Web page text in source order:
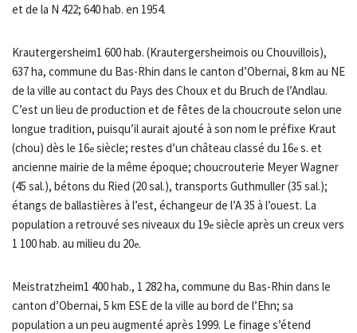
et de la N 422; 640 hab. en 1954.
Krautergersheim1 600 hab. (Krautergersheimois ou Chouvillois),
637 ha, commune du Bas-Rhin dans le canton d’Obernai, 8 km au NE
de la ville au contact du Pays des Choux et du Bruch de l’Andlau.
C’est un lieu de production et de fêtes de la choucroute selon une
longue tradition, puisqu’il aurait ajouté à son nom le préfixe Kraut
(chou) dès le 16e siècle; restes d’un château classé du 16e s. et
ancienne mairie de la même époque; choucrouterie Meyer Wagner
(45 sal.), bétons du Ried (20 sal.), transports Guthmuller (35 sal.);
étangs de ballastières à l’est, échangeur de l’A 35 à l’ouest. La
population a retrouvé ses niveaux du 19e siècle après un creux vers
1 100 hab. au milieu du 20e.
Meistratzheim1 400 hab., 1 282 ha, commune du Bas-Rhin dans le
canton d’Obernai, 5 km ESE de la ville au bord de l’Ehn; sa
population a un peu augmenté après 1999. Le finage s’étend